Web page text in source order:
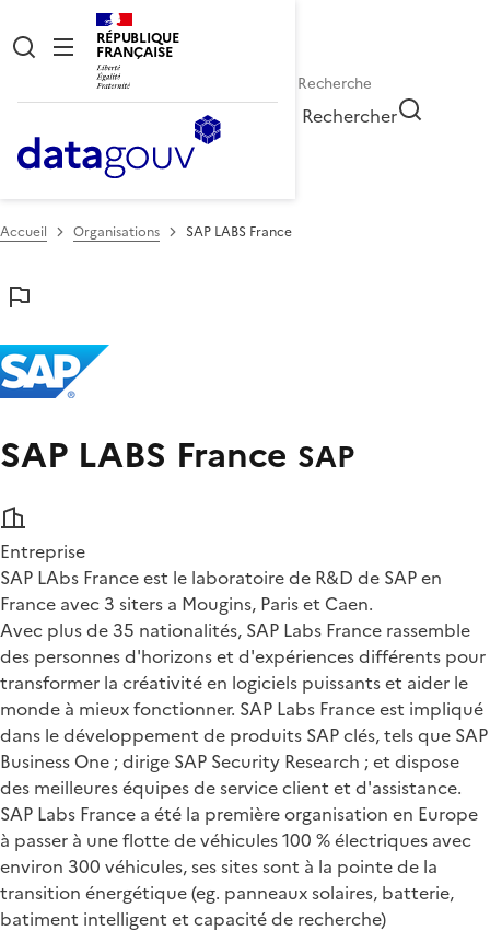
RÉPUBLIQUE
FRANÇAISE
Rechercher
Accueil Organisations SAP LABS France
SAP LABS France SAP
Entreprise
SAP LAbs France est le laboratoire de R&D de SAP en
France avec 3 siters a Mougins, Paris et Caen.
Avec plus de 35 nationalités, SAP Labs France rassemble
des personnes d'horizons et d'expériences différents pour
transformer la créativité en logiciels puissants et aider le
monde à mieux fonctionner. SAP Labs France est impliqué
dans le développement de produits SAP clés, tels que SAP
Business One ; dirige SAP Security Research ; et dispose
des meilleures équipes de service client et d'assistance.
SAP Labs France a été la première organisation en Europe
à passer à une flotte de véhicules 100 % électriques avec
environ 300 véhicules, ses sites sont à la pointe de la
transition énergétique (eg. panneaux solaires, batterie,
batiment intelligent et capacité de recherche)